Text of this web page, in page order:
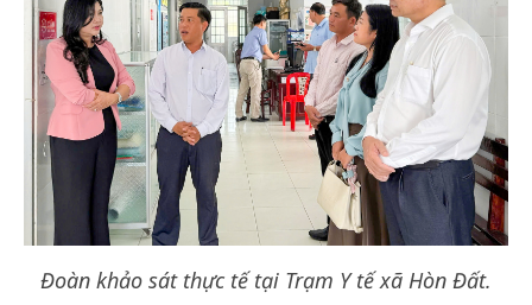
Đoàn khảo sát thực tế tại Trạm Y tế xã Hòn Đất.